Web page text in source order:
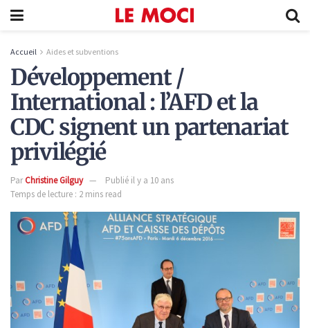
Accueil Aides et subventions
Développement /
International : l’AFD et la
CDC signent un partenariat
privilégié
ParChristine Gilguy
Publié il y a 10 ans
Temps de lecture : 2 mins read